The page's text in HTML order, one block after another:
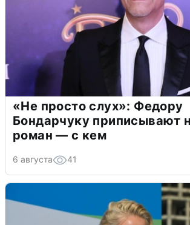
«Не просто слух»: Федору
Бондарчуку приписывают
роман — с кем
6 августа 41